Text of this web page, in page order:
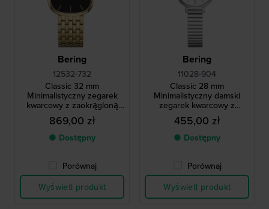
Bering
12532-732
Classic 32 mm
Minimalistyczny zegarek
kwarcowy z zaokrągloną
prostokątną kopertą
869,00 zł
● Dostępny
Porównaj
Wyświetl produkt
Bering
11028-904
Classic 28 mm
Minimalistyczny damski
zegarek kwarcowy z
metalową bransoletą typu
stretch
455,00 zł
● Dostępny
Porównaj
Wyświetl produkt